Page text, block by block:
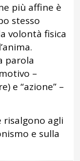
più affine è
stesso
volontà fisica
parola
–
e “azione” –
risalgono agli
e sulla